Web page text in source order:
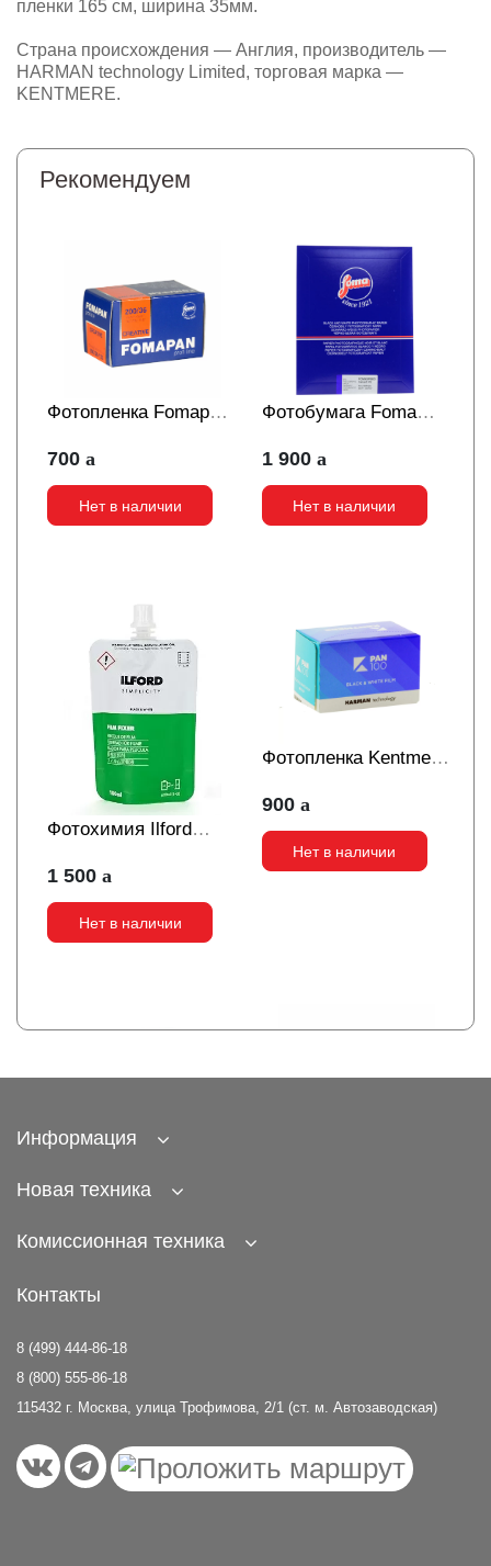
пленки 165 см, ширина 35мм.
Страна происхождения — Англия, производитель —
HARMAN technology Limited, торговая марка —
KENTMERE.
Рекомендуем
Фотопленка Fomapan
700
Нет в наличии
Фотобумага Foma
312 12,7x17,8/25
листов матовая
1 900
Нет в наличии
Фотохимия Ilford
FIX фиксаж
1 500
Нет в наличии
Фотопленка Kentmere
900
Нет в наличии
MAX 100 135/36
Информация
Новая техника
Комиссионная техника
Контакты
8 (499) 444-86-18
8 (800) 555-86-18
115432 г. Москва, улица Трофимова, 2/1 (ст. м. Автозаводская)